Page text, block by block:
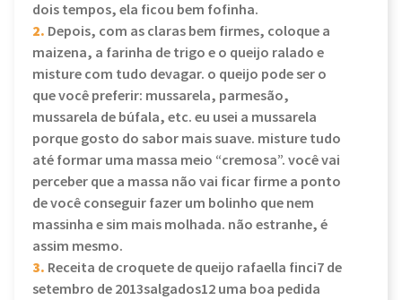
dois tempos, ela ficou bem fofinha.
2. Depois, com as claras bem firmes, coloque a
maizena, a farinha de trigo e o queijo ralado e
misture com tudo devagar. o queijo pode ser o
que você preferir: mussarela, parmesão,
mussarela de búfala, etc. eu usei a mussarela
porque gosto do sabor mais suave. misture tudo
até formar uma massa meio “cremosa”. você vai
perceber que a massa não vai ficar firme a ponto
de você conseguir fazer um bolinho que nem
massinha e sim mais molhada. não estranhe, é
assim mesmo.
3. Receita de croquete de queijo rafaella finci7 de
setembro de 2013salgados12 uma boa pedida